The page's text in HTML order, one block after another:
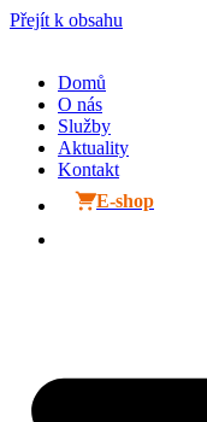
Přejít k obsahu
Domů
O nás
Služby
Aktuality
Kontakt
E-shop